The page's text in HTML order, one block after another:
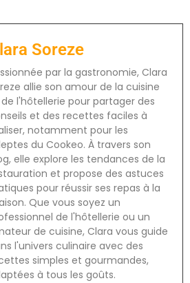
Soreze
par la gastronomie, Clara
allie son amour de la cuisine
l'hôtellerie pour partager des
et des recettes faciles à
notamment pour les
du Cookeo. À travers son
elle explore les tendances de la
et propose des astuces
pour réussir ses repas à la
Que vous soyez un
de l'hôtellerie ou un
de cuisine, Clara vous guide
l'univers culinaire avec des
simples et gourmandes,
à tous les goûts.